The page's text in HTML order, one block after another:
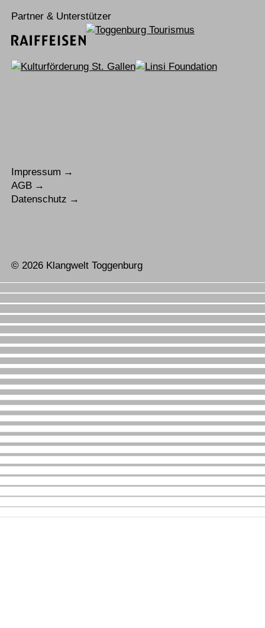
Partner & Unterstützer
Impressum
AGB
Datenschutz
© 2026 Klangwelt Toggenburg